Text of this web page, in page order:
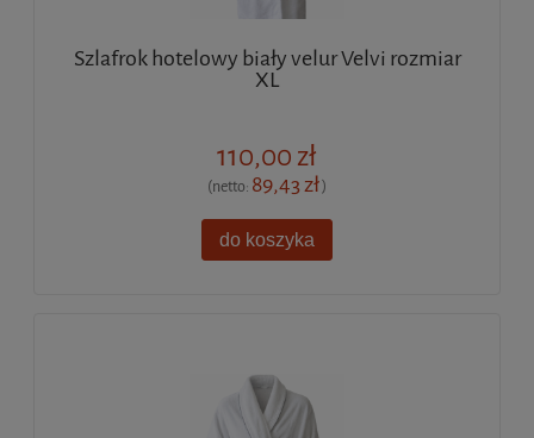
Szlafrok hotelowy biały velur Velvi rozmiar
XL
110,00 zł
(netto: 89,43 zł)
do koszyka